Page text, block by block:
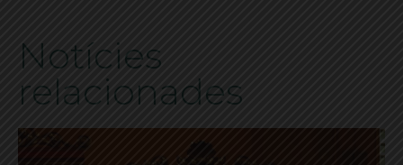
Notícies
relacionades